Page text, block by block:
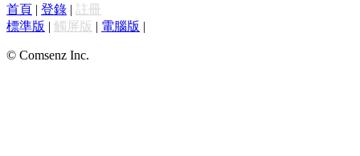
首頁 | 登錄 | 註冊
標準版 | 觸屏版 | 電腦版 |
© Comsenz Inc.